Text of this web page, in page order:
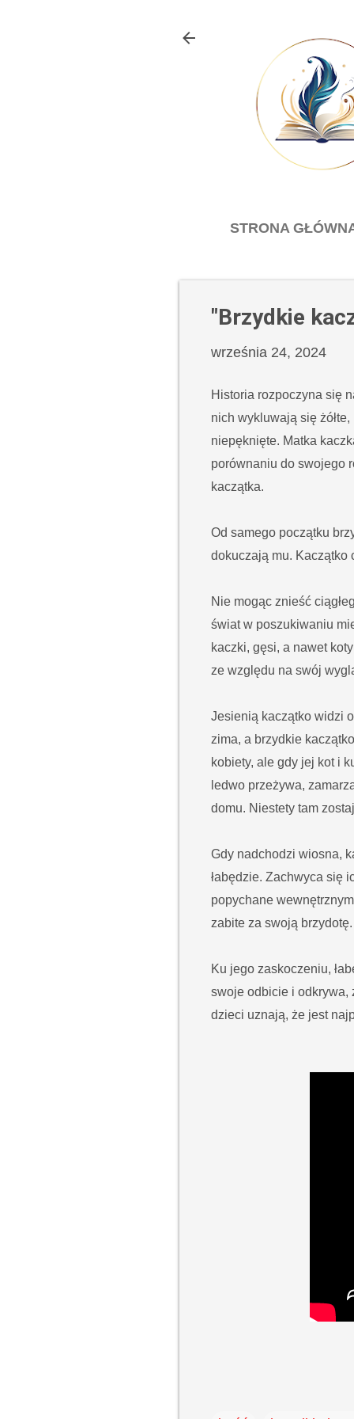
STRONA
"Brzydkie
września 24, 2024
Historia rozpoczyna się
nich wykluwają się
niepęknięte. Matka
porównaniu do swojego
kaczątka.
Od samego początku
dokuczają mu. Kaczątko
Nie mogąc znieść
świat w poszukiwaniu
kaczki, gęsi, a nawet
ze względu na swój
Jesienią kaczątko widzi
zima, a brzydkie
kobiety, ale gdy jej kot i
ledwo przeżywa,
domu. Niestety tam
Gdy nadchodzi wiosna,
łabędzie. Zachwyca się
popychane
zabite za swoją brzydotę.
Ku jego zaskoczeniu,
swoje odbicie i odkrywa,
dzieci uznają, że jest